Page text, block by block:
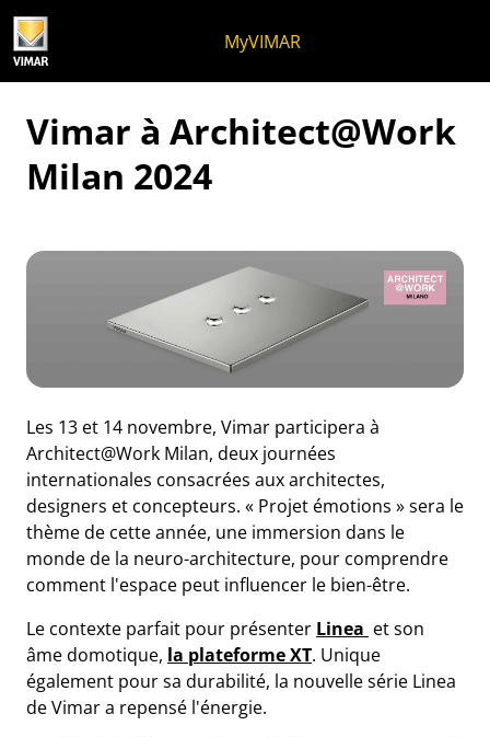
MyVIMAR
Vimar à Architect@Work
Milan 2024
Les 13 et 14 novembre, Vimar participera à
Architect@Work Milan, deux journées
internationales consacrées aux architectes,
designers et concepteurs. « Projet émotions » sera le
thème de cette année, une immersion dans le
monde de la neuro-architecture, pour comprendre
comment l'espace peut influencer le bien-être.
Le contexte parfait pour présenter Linea et son
âme domotique, la plateforme XT. Unique
également pour sa durabilité, la nouvelle série Linea
de Vimar a repensé l'énergie.